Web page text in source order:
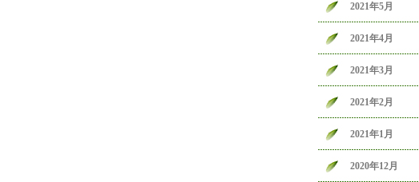
2021年5月
2021年4月
2021年3月
2021年2月
2021年1月
2020年12月